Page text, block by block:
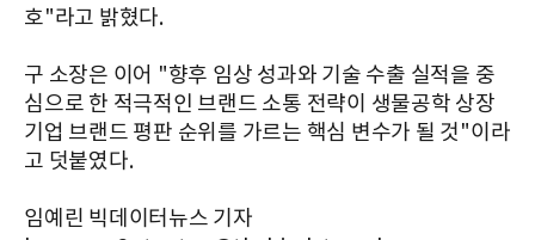
호"라고 밝혔다.
구 소장은 이어 "향후 임상 성과와 기술 수출 실적을 중
심으로 한 적극적인 브랜드 소통 전략이 생물공학 상장
기업 브랜드 평판 순위를 가르는 핵심 변수가 될 것"이라
고 덧붙였다.
임예린 빅데이터뉴스 기자